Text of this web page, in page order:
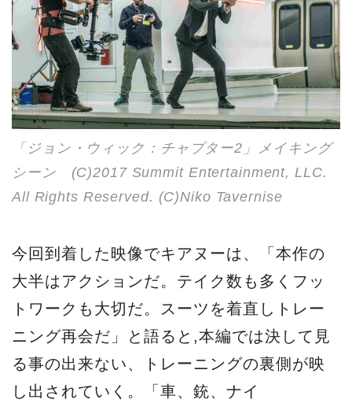
「ジョン・ウィック：チャプター2」メイキング
シーン (C)2017 Summit Entertainment, LLC.
All Rights Reserved. (C)Niko Tavernise
今回到着した映像でキアヌーは、「本作の
大半はアクションだ。テイク数も多くフッ
トワークも大切だ。スーツを着直しトレー
ニング再会だ」と語ると,本編では決して見
る事の出来ない、トレーニングの裏側が映
し出されていく。「車、銃、ナイ